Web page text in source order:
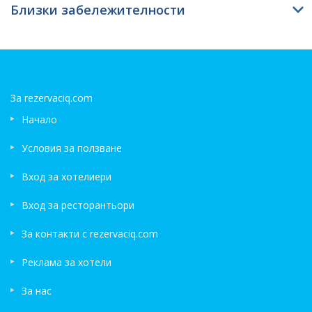
Близки забележителности
За rezervaciq.com
Начало
Условия за ползване
Вход за хотелиери
Вход за ресторантьори
За контакти с rezervaciq.com
Реклама за хотели
За нас